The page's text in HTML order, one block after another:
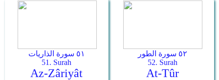
٥١ سورة الذاريات
51. Surah
Az-Zâriyât
٥٢ سورة الطور
52. Surah
At-Tûr